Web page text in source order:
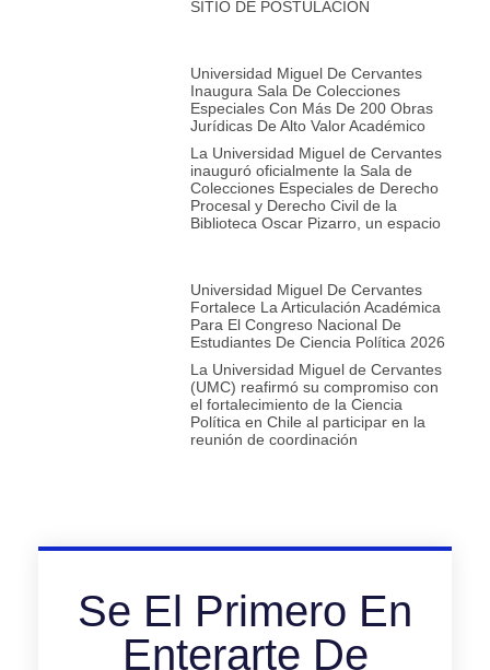
SITIO DE POSTULACIÓN
Universidad Miguel De Cervantes
Inaugura Sala De Colecciones
Especiales Con Más De 200 Obras
Jurídicas De Alto Valor Académico
La Universidad Miguel de Cervantes
inauguró oficialmente la Sala de
Colecciones Especiales de Derecho
Procesal y Derecho Civil de la
Biblioteca Oscar Pizarro, un espacio
Universidad Miguel De Cervantes
Fortalece La Articulación Académica
Para El Congreso Nacional De
Estudiantes De Ciencia Política 2026
La Universidad Miguel de Cervantes
(UMC) reafirmó su compromiso con
el fortalecimiento de la Ciencia
Política en Chile al participar en la
reunión de coordinación
Se El Primero En
Enterarte De